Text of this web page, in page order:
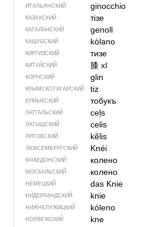
ИТАЛЬЯНСКИЙ ginocchio
КАЗАХСКИЙ тізе
КАТАЛАНСКИЙ genoll
КАШУБСКИЙ kòlano
КИРГИЗСКИЙ тизе
КИТАЙСКИЙ 膝xī
КОРНСКИЙ glin
КРЫМСКО­ТАТАРСКИЙ tiz
КУМЫКСКИЙ тобукъ
ЛАТГАЛЬСКИЙ ceļs
ЛАТЫШСКИЙ celis
ЛИТОВСКИЙ kẽlis
ЛЮКСЕМБУРГСКИЙ Knéi
МАКЕДОНСКИЙ колено
МОСКАЛЬСКИЙ колено
НЕМЕЦКИЙ das Knie
НИДЕРЛАНДСКИЙ knie
НИЖНЕЛУЖИЦКИЙ kóleno
НОРВЕЖСКИЙ
kne